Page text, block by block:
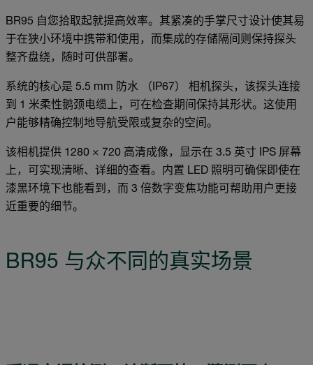
BR95 自您拾取起就提高效率。其紧凑的手掌尺寸设计使其易
于在狭小环境中携带和使用，而集成的存储隔间则保持探头
整齐盘绕，随时可供部署。
系统的核心是 5.5 mm 防水 （IP67） 相机探头，该探头连接
到 1 米柔性鹅颈电缆上，可在检查期间保持其形状。这使用
户能够精确控制地导航受限或复杂的空间。
该相机提供 1280 × 720 高清成像，显示在 3.5 英寸 IPS 屏幕
上，可实现清晰、详细的查看。内置 LED 照明可确保即使在
漆黑环境下也能看到，而 3 倍数字变焦功能可帮助用户更接
近重要的细节。
BR95 与众不同的真实场景